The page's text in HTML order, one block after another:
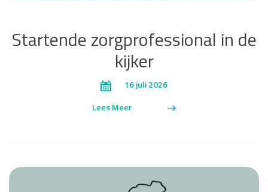
Startende zorgprofessional in de
kijker
16 juli 2026
Lees Meer